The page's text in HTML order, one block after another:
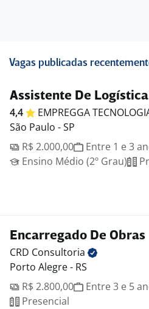
Vagas publicadas
Assistente De Logística
4,4 EMPREGGA
São Paulo - SP
R$ 2.000,00
Entre 1 e 3
Ensino Médio (2º Grau)
Encarregado De Obras
CRD Consultoria
Porto Alegre - RS
R$ 2.800,00
Entre 3 e 5
Presencial